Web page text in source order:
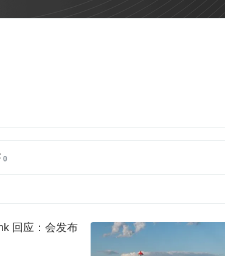
回应：会发布